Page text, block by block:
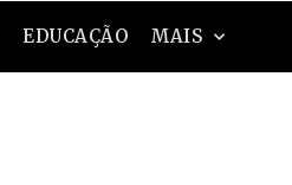
EDUCAÇÃO MAIS